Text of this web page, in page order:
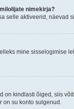
nimekirja?
selle aktiveerid, näevad
mine sisselogimise
kindlasti õiged, siis
on su konto sulgenud.